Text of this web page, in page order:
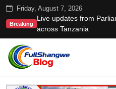
Friday, August 7, 2026
Breaking
Live updates from
across Tanzania